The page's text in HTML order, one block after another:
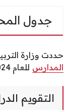
جدول
حددت وزارة
المدارس للعام 2024-2025 وذلك بالنسبة لجميع مدارس السلطنة الحكومية منها والخاصة.
التقويم